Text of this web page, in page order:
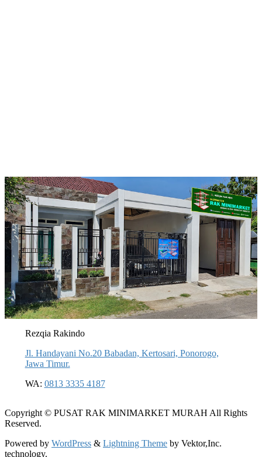
Rezqia Rakindo
Jl. Handayani No.20 Babadan, Kertosari, Ponorogo,
Jawa Timur.
WA: 0813 3335 4187
Copyright © PUSAT RAK MINIMARKET MURAH All Rights
Reserved.
Powered by WordPress & Lightning Theme by Vektor,Inc.
technology.